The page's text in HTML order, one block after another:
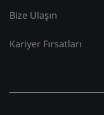
Bize Ulaşın
Kariyer Fırsatları